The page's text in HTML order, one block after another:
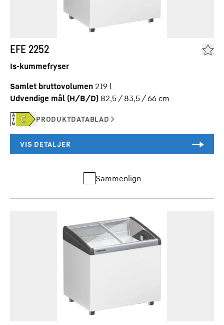
EFE 2252
Is-kummefryser
Samlet bruttovolumen 219 l
Udvendige mål (H/B/D) 82,5 / 83,5 / 66 cm
Sammenlign